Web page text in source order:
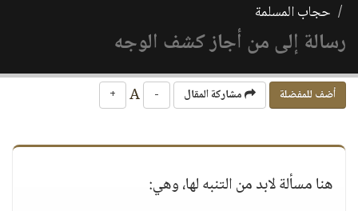
حجاب المسلمة
رسالة إلى من أجاز كشف الوجه
أضف للمفضلة مشاركة المقال -
+
هنا مسألة لابد من التنبه لها، وهي: